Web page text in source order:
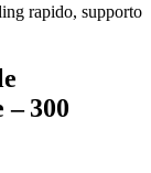
rapido, supporto
300